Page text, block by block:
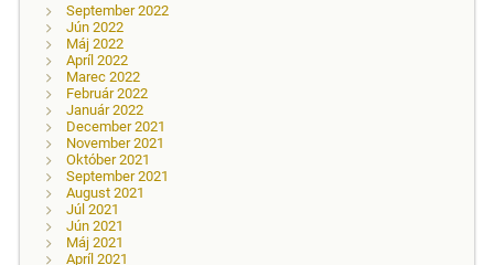
September 2022
Jún 2022
Máj 2022
Apríl 2022
Marec 2022
Február 2022
Január 2022
December 2021
November 2021
Október 2021
September 2021
August 2021
Júl 2021
Jún 2021
Máj 2021
Apríl 2021